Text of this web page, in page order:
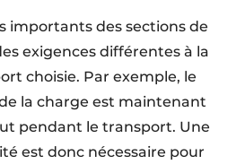
importants des sections de
exigences différentes à la
choisie. Par exemple, le
la charge est maintenant
pendant le transport. Une
est donc nécessaire pour